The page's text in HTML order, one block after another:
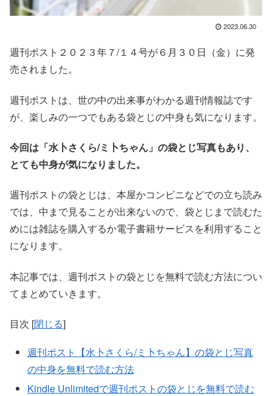
2023.06.30
週刊ポスト２０２３年７/１４号が６月３０日（金）に発
売されました。
週刊ポストは、世の中の出来事がわかる週刊情報誌です
が、楽しみの一つでもある袋とじの中身も気になります。
今回は「水卜さくら/ミ卜ちゃん」の袋とじ写真もあり、
とても中身が気になりました。
週刊ポストの袋とじは、本屋かコンビニなどでの立ち読み
では、中まで見ることが出来ないので、袋とじまで読むた
めには雑誌を購入するか電子書籍サービスを利用すること
になります。
本記事では、週刊ポストの袋とじを無料で読む方法につい
てまとめていきます。
目次 [閉じる]
週刊ポスト【水卜さくら/ミ卜ちゃん】の袋とじ写真
の中身を無料で読む方法
Kindle Unlimitedで週刊ポストの袋とじを無料で読む